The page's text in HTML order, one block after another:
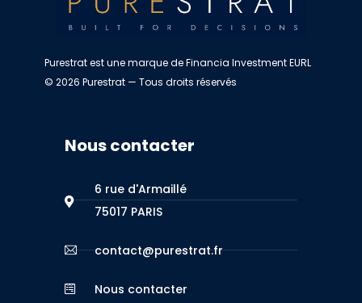
Purestrat est une marque de Financia Investment EURL
© 2026 Purestrat — Tous droits réservés
Nous contacter
6 rue d'Armaillé
75017 PARIS
contact@purestrat.fr
Nous contacter